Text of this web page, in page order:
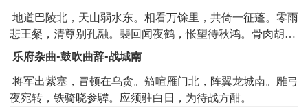
鸾，好取门帘帖双燕。双燕双飞绕画梁，罗帏翠被郁金香。
片片行云著蝉鬓，纤纤初月上鸦黄。鸦黄粉白车中出，含娇
含态情非一。妖童宝马铁连钱，娼妇盘龙金屈膝。御史府中
堤。挟弹飞鹰杜陵北，探丸借客渭桥西。俱邀侠客芙蓉剑，
共宿娼家桃李蹊。娼家日暮紫罗裙，清歌一啭口氛氲。北堂
地道巴陵北，天山弱水东。相看万馀里，共倚一征蓬。零雨
悲王粲，清尊别孔融。裴回闻夜鹤，怅望待秋鸿。骨肉胡秦
外，风尘关塞中。唯馀剑锋在，耿耿气成虹。
乐府杂曲•鼓吹曲辞•战城南
将军出紫塞，冒顿在乌贪。笳喧雁门北，阵翼龙城南。雕弓
夜宛转，铁骑晓参驔。应须驻白日，为待战方酣。